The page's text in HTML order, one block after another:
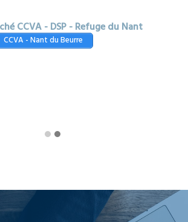
CCVA - DSP - Refuge du Nant
CCVA - Nant du Beurre